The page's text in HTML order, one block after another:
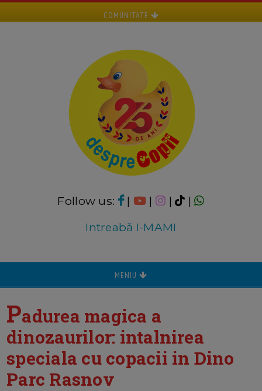
COMUNITATE
Follow us: | | |
|
Intreabă I-MAMI
MENIU
Padurea magica a
dinozaurilor: intalnirea
speciala cu copacii in Dino
Parc Rasnov